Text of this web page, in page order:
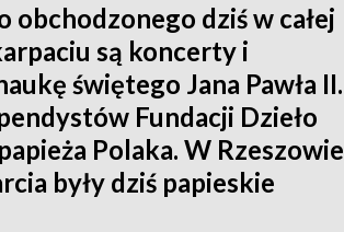
obchodzonego dziś w całej
są koncerty i
świętego Jana Pawła II.
Fundacji Dzieło
Polaka. W Rzeszowie
były dziś papieskie